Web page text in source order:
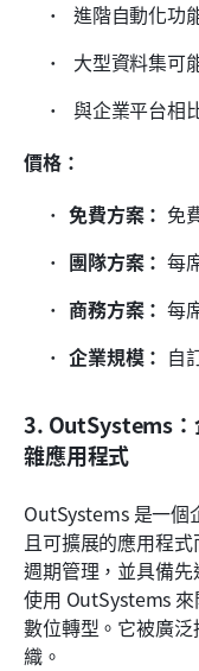
進階自動化功
大型資料集可
與企業平台相
價格：
免費方案： 免
團隊方案： 每
商務方案： 每
企業規模： 自
3. OutSystems：
雜應用程式
OutSystems 是一個
且可擴展的應用程
週期管理，並具備
使用 OutSystems
數位轉型。它被廣
織。